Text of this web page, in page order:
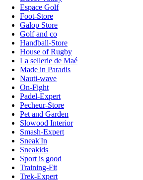
Espace Golf
Foot-Store
Galop Store
Golf and co
Handball-Store
House of Rugby
La sellerie de Maé
Made in Paradis
Nauti-wave
On-Fight
Padel-Expert
Pecheur-Store
Pet and Garden
Slowood Interior
Smash-Expert
Sneak'In
Sneakids
Sport is good
Training-Fit
Trek-Expert